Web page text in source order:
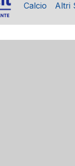
Calcio Altri